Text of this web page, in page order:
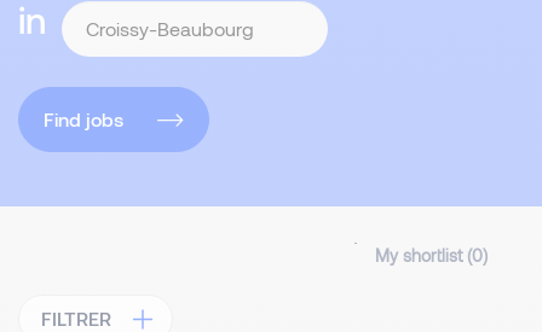
in
Find jobs
My shortlist (0)
FILTRER